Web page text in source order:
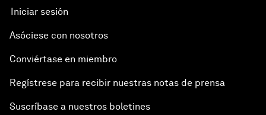
Iniciar sesión
Asóciese con nosotros
Conviértase en miembro
Regístrese para recibir nuestras notas de prensa
Suscríbase a nuestros boletines